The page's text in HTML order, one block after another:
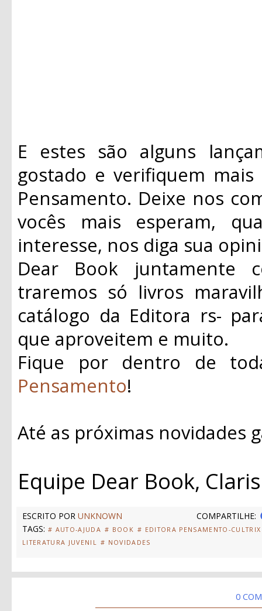
E estes são alguns
gostado e verifiquem
Pensamento. Deixe nos
vocês mais esperam,
interesse, nos diga sua
Dear Book juntamente
traremos só livros
catálogo da Editora rs-
que aproveitem e muito.
Fique por dentro de
Pensamento!
Até as próximas novidades
Equipe Dear Book,
ESCRITO POR UNKNOWN
COMPARTILHE:
TAGS: # AUTO-AJUDA # BOOK # EDITORA PENSAMENTO-CULTRIX
LITERATURA JUVENIL
# NOVIDADES
0